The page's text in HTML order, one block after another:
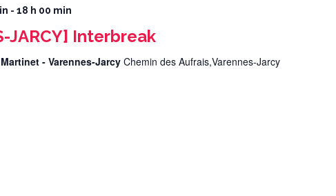
- 18 h 00 min
JARCY] Interbreak
- Varennes-JarcyChemin des Aufrais,Varennes-Jarcy